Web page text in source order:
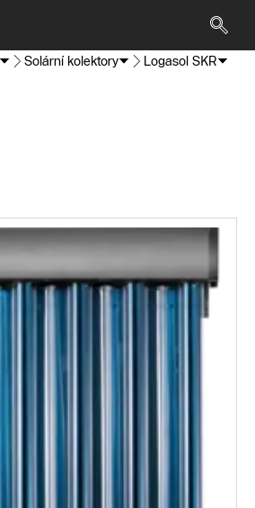
Solární kolektory Logasol SKR